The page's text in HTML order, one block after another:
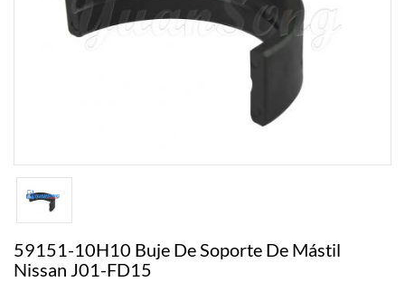
59151-10H10 Buje De Soporte De Mástil
Nissan J01-FD15